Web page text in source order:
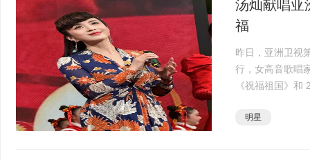
汤灿献唱亚
福
昨日，亚洲卫视
行，女高音歌唱
《祝福祖国》
作；《故乡明月
明星